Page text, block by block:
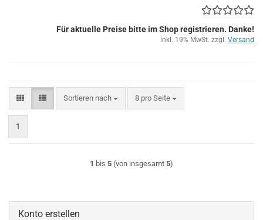
Für aktuelle Preise bitte im Shop registrieren. Danke!
inkl. 19% MwSt. zzgl. Versand
Sortieren nach
Sortieren nach 8 pro Seite
pro Seite
1
1 bis 5 (von insgesamt 5)
Konto erstellen